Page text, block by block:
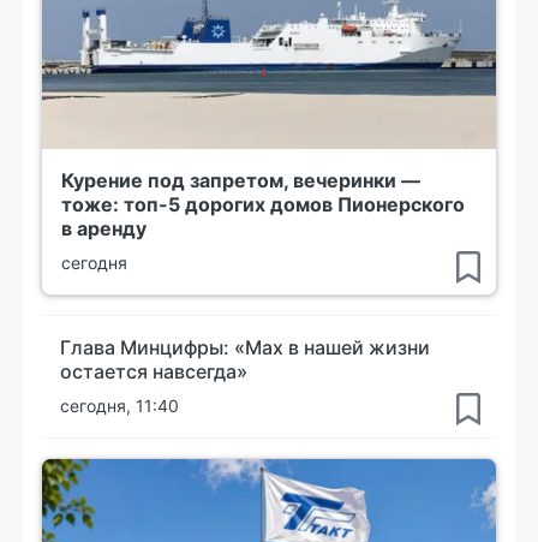
Курение под запретом, вечеринки —
тоже: топ-5 дорогих домов Пионерского
в аренду
сегодня
Глава Минцифры: «Мах в нашей жизни
остается навсегда»
сегодня, 11:40